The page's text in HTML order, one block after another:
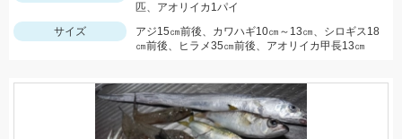
匹、アオリイカ1パイ
サイズ
アジ15㎝前後、カワハギ10㎝～13㎝、シロギス18
㎝前後、ヒラメ35㎝前後、アオリイカ甲長13㎝